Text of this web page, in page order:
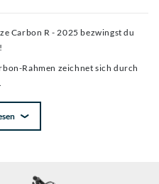
Carbon R - 2025 bezwingst du
Rahmen zeichnet sich durch